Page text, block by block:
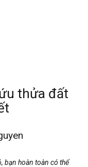
thửa đất
bạn hoàn toàn có thể